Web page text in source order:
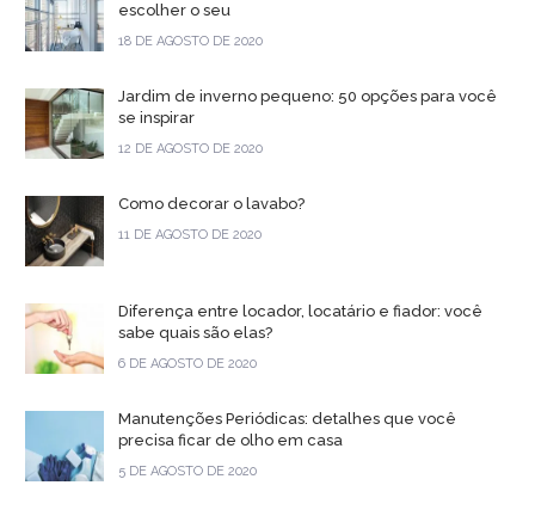
escolher o seu
18 DE AGOSTO DE 2020
Jardim de inverno pequeno: 50 opções para você
se inspirar
12 DE AGOSTO DE 2020
Como decorar o lavabo?
11 DE AGOSTO DE 2020
Diferença entre locador, locatário e fiador: você
sabe quais são elas?
6 DE AGOSTO DE 2020
Manutenções Periódicas: detalhes que você
precisa ficar de olho em casa
5 DE AGOSTO DE 2020